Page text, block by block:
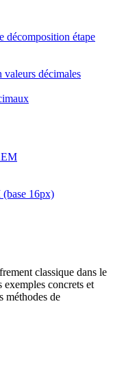
décomposition étape
valeurs décimales
16px)
classique dans le
exemples concrets et
méthodes de